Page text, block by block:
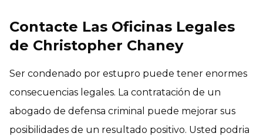
Contacte Las Oficinas Legales
de Christopher Chaney
Ser condenado por estupro puede tener enormes
consecuencias legales. La contratación de un
abogado de defensa criminal puede mejorar sus
posibilidades de un resultado positivo. Usted podria